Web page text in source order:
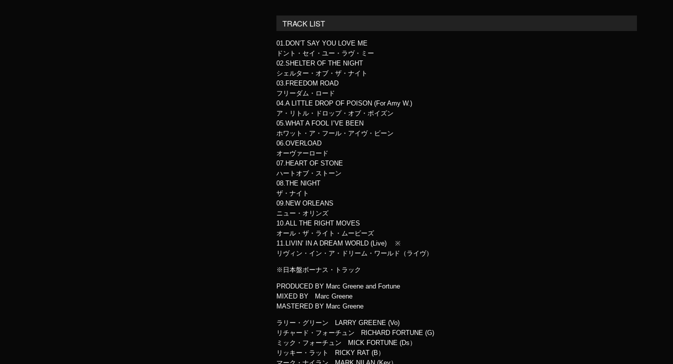
TRACK LIST
01.DON’T SAY YOU LOVE ME
ドント・セイ・ユー・ラヴ・ミー
02.SHELTER OF THE NIGHT
シェルター・オブ・ザ・ナイト
03.FREEDOM ROAD
フリーダム・ロード
04.A LITTLE DROP OF POISON (For Amy W.)
ア・リトル・ドロップ・オブ・ポイズン
05.WHAT A FOOL I’VE BEEN
ホワット・ア・フール・アイヴ・ビーン
06.OVERLOAD
オーヴァーロード
07.HEART OF STONE
ハートオブ・ストーン
08.THE NIGHT
ザ・ナイト
09.NEW ORLEANS
ニュー・オリンズ
10.ALL THE RIGHT MOVES
オール・ザ・ライト・ムービーズ
11.LIVIN’ IN A DREAM WORLD (Live) ※
リヴィン・イン・ア・ドリーム・ワールド（ライヴ）
※日本盤ボーナス・トラック
PRODUCED BY Marc Greene and Fortune
MIXED BY Marc Greene
MASTERED BY Marc Greene
ラリー・グリーン LARRY GREENE (Vo)
リチャード・フォーチュン RICHARD FORTUNE (G)
ミック・フォーチュン MICK FORTUNE (Ds）
リッキー・ラット RICKY RAT (B）
マーク・ナイラン MARK NILAN (Key）